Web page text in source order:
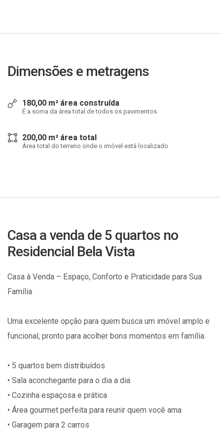
Dimensões e metragens
180,00 m² área construída
É a soma da área total de todos os pavimentos
200,00 m² área total
Área total do terreno onde o imóvel está localizado
Casa a venda de 5 quartos no
Residencial Bela Vista
Casa à Venda – Espaço, Conforto e Praticidade para Sua
Família
Uma excelente opção para quem busca um imóvel amplo e
funcional, pronto para acolher bons momentos em família.
• 5 quartos bem distribuídos
• Sala aconchegante para o dia a dia
• Cozinha espaçosa e prática
• Área gourmet perfeita para reunir quem você ama
• Garagem para 2 carros